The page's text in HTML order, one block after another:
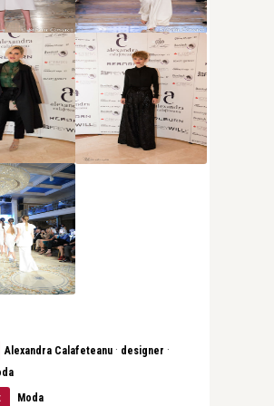
Alexandra Calafeteanu · designer ·
Moda